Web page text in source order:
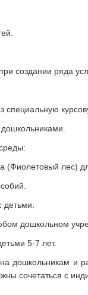
создании ряда
(Фиолетовый лес)
детьми:
дошкольном
5-7 лет.
дошкольникам и
сочетаться с